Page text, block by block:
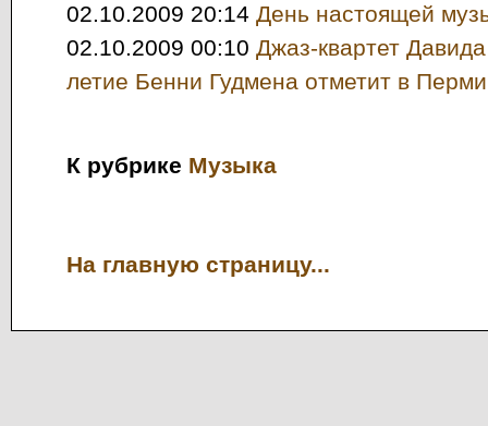
02.10.2009 20:14 День настоящей
02.10.2009 00:10 Джаз-квартет
летие Бенни Гудмена отметит в Перми
К рубрике Музыка
На главную страницу...